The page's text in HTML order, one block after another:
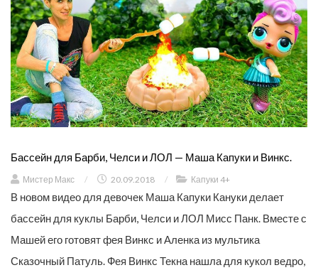
Бассейн для Барби, Челси и ЛОЛ — Маша Капуки и Винкс.
Мистер Макс / 20.09.2018 / Капуки 4+
В новом видео для девочек Маша Капуки Кануки делает
бассейн для куклы Барби, Челси и ЛОЛ Мисс Панк. Вместе с
Машей его готовят фея Винкс и Аленка из мультика
Сказочный Патуль. Фея Винкс Текна нашла для кукол ведро,